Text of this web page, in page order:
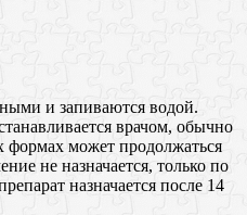
и запиваются водой.
врачом, обычно
формах может продолжаться
не назначается, только по
назначается после 14